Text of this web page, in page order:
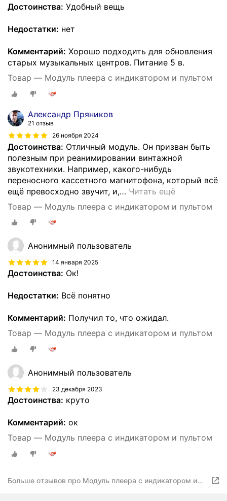
Достоинства: Удобный вещь
Недостатки: нет
Комментарий: Хорошо подходить для обновления
старых музыкальных центров. Питание 5 в.
Товар — Модуль плеера с индикатором и пультом
Александр Пряников
21 отзыв
26 ноября 2024
Достоинства: Отличный модуль. Он призван быть
полезным при реанимировании винтажной
звукотехники. Например, какого-нибудь
переносного кассетного магнитофона, который всё
ещё превосходно звучит, и,… Читать ещё
Товар — Модуль плеера с индикатором и пультом
Анонимный пользователь
14 января 2025
Достоинства: Ок!
Недостатки: Всё понятно
Комментарий: Получил то, что ожидал.
Товар — Модуль плеера с индикатором и пультом
Анонимный пользователь
23 декабря 2023
Достоинства: круто
Комментарий: ок
Товар — Модуль плеера с индикатором и пультом
Больше отзывов про Модуль плеера с индикатором и